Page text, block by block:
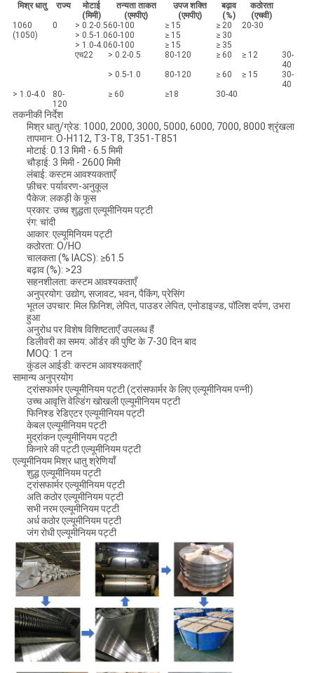
मिश्र धातु राज्य
मोटाई
(मिमी)
तन्यता ताकत
(एमपीए)
उपज शक्ति
(एमपीए)
बढ़ाव
(%)
कठोरता
(एचवी)
1060
(1050)
0 > 0.2-0.560-100 ≥ 15 ≥ 20
20-30
> 0.5-1.060-100 ≥ 15
≥ 30
> 1.0-4.060-100 ≥ 15
≥ 35
एच22
> 0.2-0.5 80-120 ≥ 60 ≥ 12
30-
40
> 0.5-1.0
80-120 ≥ 60 ≥ 15
30-
40
> 1.0-4.0
80-
120
≥ 60 ≥18 30-40
तकनीकी निर्देश
मिश्र धातु/ग्रेड: 1000, 2000, 3000, 5000, 6000, 7000, 8000 श्रृंखला
तापमान: O-H112, T3-T8, T351-T851
मोटाई: 0.13 मिमी - 6.5 मिमी
चौड़ाई: 3 मिमी - 2600 मिमी
लंबाई: कस्टम आवश्यकताएँ
फ़ीचर: पर्यावरण-अनुकूल
पैकेज: लकड़ी के फूस
प्रकार: उच्च शुद्धता एल्यूमीनियम पट्टी
रंग: चांदी
आकार: एल्यूमिनियम पट्टी
कठोरता: O/HO
चालकता (% IACS): ≥61.5
बढ़ाव (%): >23
सहनशीलता: कस्टम आवश्यकताएँ
अनुप्रयोग: उद्योग, सजावट, भवन, पैकिंग, प्रेसिंग
भूतल उपचार: मिल फ़िनिश, लेपित, पाउडर लेपित, एनोडाइज्ड, पॉलिश दर्पण, उभरा
हुआ
अनुरोध पर विशेष विशिष्टताएँ उपलब्ध हैं
डिलीवरी का समय: ऑर्डर की पुष्टि के 7-30 दिन बाद
MOQ: 1 टन
कुंडल आईडी: कस्टम आवश्यकताएँ
सामान्य अनुप्रयोग
ट्रांसफार्मर एल्यूमीनियम पट्टी (ट्रांसफार्मर के लिए एल्यूमीनियम पन्नी)
उच्च आवृत्ति वेल्डिंग खोखली एल्यूमीनियम पट्टी
फिनिश्ड रेडिएटर एल्यूमीनियम पट्टी
केबल एल्यूमीनियम पट्टी
मुद्रांकन एल्यूमीनियम पट्टी
किनारे की पट्टी एल्यूमीनियम पट्टी
एल्यूमीनियम मिश्र धातु श्रेणियाँ
शुद्ध एल्यूमीनियम पट्टी
ट्रांसफार्मर एल्यूमीनियम पट्टी
अति कठोर एल्यूमीनियम पट्टी
सभी नरम एल्यूमीनियम पट्टी
अर्ध कठोर एल्यूमीनियम पट्टी
जंग रोधी एल्यूमीनियम पट्टी